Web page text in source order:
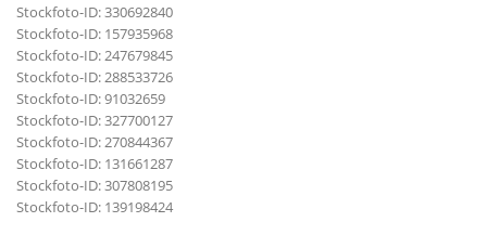
Stockfoto-ID: 330692840
Stockfoto-ID: 157935968
Stockfoto-ID: 247679845
Stockfoto-ID: 288533726
Stockfoto-ID: 91032659
Stockfoto-ID: 327700127
Stockfoto-ID: 270844367
Stockfoto-ID: 131661287
Stockfoto-ID: 307808195
Stockfoto-ID: 139198424